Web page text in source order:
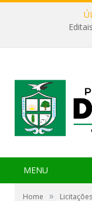
MENU
Home » Licitações